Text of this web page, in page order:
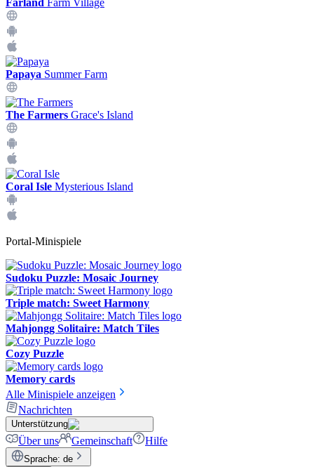
Farland Farm Village
Papaya Summer Farm
The Farmers Grace's Island
Coral Isle Mysterious Island
Portal-Minispiele
Sudoku Puzzle: Mosaic Journey
Triple match: Sweet Harmony
Mahjongg Solitaire: Match Tiles
Cozy Puzzle
Memory cards
Alle Minispiele anzeigen
Nachrichten
Unterstützung
Über uns Gemeinschaft Hilfe
Sprache: de